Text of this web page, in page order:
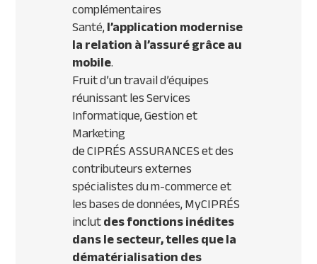
complémentaires
Santé,l’application modernise
la relation à l’assuré grâce au
mobile.
Fruit d’un travail d’équipes
réunissant les Services
Informatique, Gestion et
Marketing
deCIPRÉSASSURANCESet des
contributeurs externes
spécialistes du m-commerce et
les bases de données, MyCIPRÉS
inclutdes fonctions inédites
dans le secteur, telles que la
dématérialisation des